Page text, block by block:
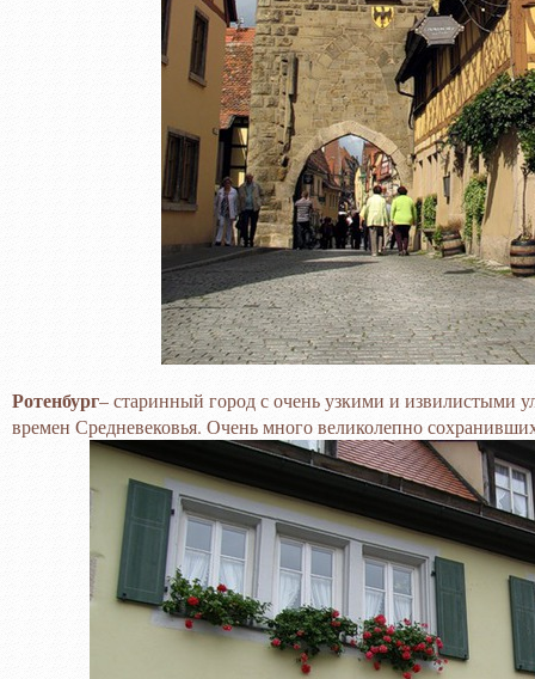
Ротенбург– старинный город с очень узкими и извилистыми
времен Средневековья. Очень много великолепно